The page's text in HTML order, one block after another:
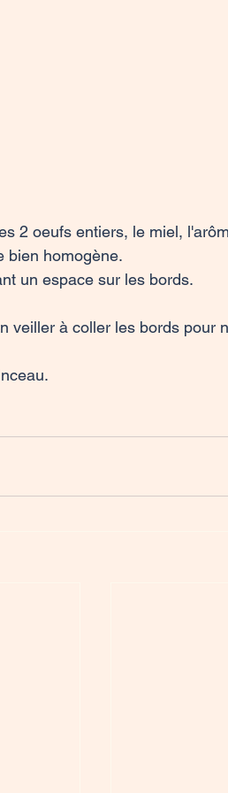
2 oeufs entiers, le miel,
bien homogène.
un espace sur les bords.
veiller à coller les bords pour